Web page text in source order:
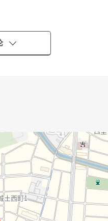
张塌塌米西式房间
请跟我们联系。